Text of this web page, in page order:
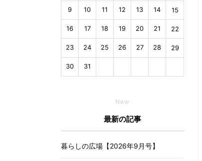
9 10 11 12 13 14 15
16 17 18 19 20 21 22
23 24 25 26 27 28 29
30 31
New
最新の記事
暮らしの広場【2026年9月号】